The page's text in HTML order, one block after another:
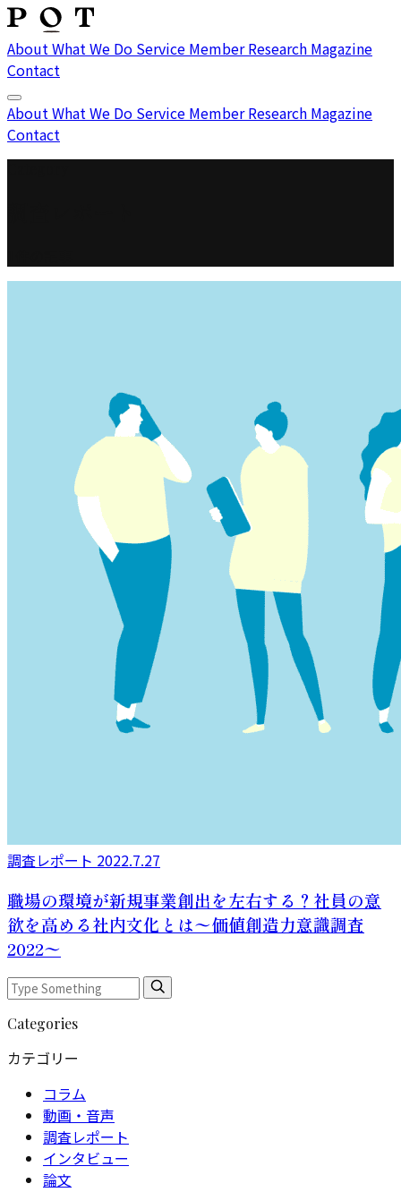
AboutWhat We Do Service MemberResearch Magazine
Contact
AboutWhat We Do Service MemberResearch Magazine
Contact
調査レポート 2022.7.27
職場の環境が新規事業創出を左右する？社員の意
欲を高める社内文化とは〜価値創造力意識調査
2022〜
Categories
カテゴリー
コラム
動画・音声
調査レポート
インタビュー
論文